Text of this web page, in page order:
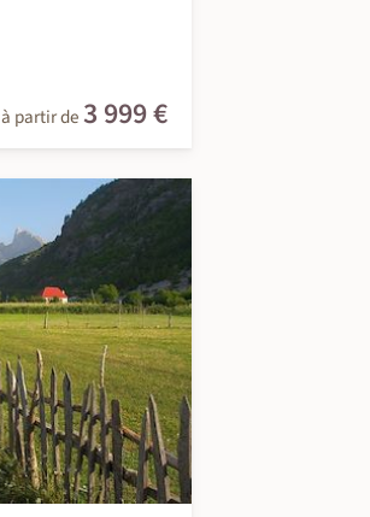
à partir de 3 999 €